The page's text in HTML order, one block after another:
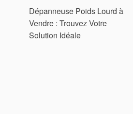
Dépanneuse Poids Lourd à
Vendre : Trouvez Votre
Solution Idéale